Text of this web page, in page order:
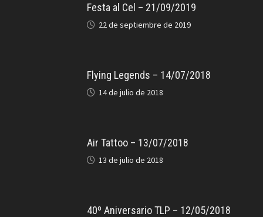
Festa al Cel – 21/09/2019
22 de septiembre de 2019
Flying Legends – 14/07/2018
14 de julio de 2018
Air Tattoo – 13/07/2018
13 de julio de 2018
40º Aniversario TLP – 12/05/2018